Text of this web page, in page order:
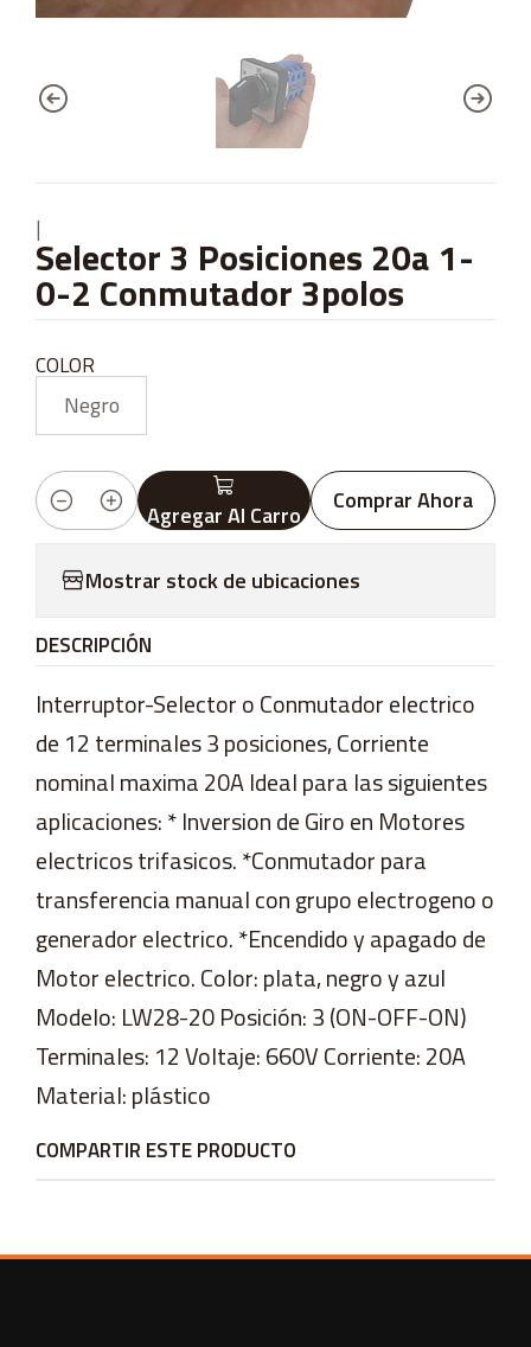
|
Selector 3 Posiciones 20a 1-
0-2 Conmutador 3polos
COLOR
Negro
Cantidad Agregar Al Carro Comprar Ahora
Mostrar stock de ubicaciones
DESCRIPCIÓN
Interruptor-Selector o Conmutador electrico
de 12 terminales 3 posiciones, Corriente
nominal maxima 20A Ideal para las siguientes
aplicaciones: * Inversion de Giro en Motores
electricos trifasicos. *Conmutador para
transferencia manual con grupo electrogeno o
generador electrico. *Encendido y apagado de
Motor electrico. Color: plata, negro y azul
Modelo: LW28-20 Posición: 3 (ON-OFF-ON)
Terminales: 12 Voltaje: 660V Corriente: 20A
Material: plástico
COMPARTIR ESTE PRODUCTO